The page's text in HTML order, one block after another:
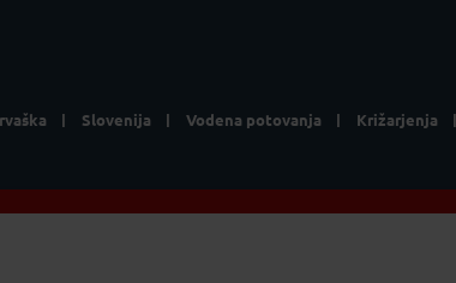
Slovenija Vodena potovanja Križarjenja
Lokacija Vse ponudbe